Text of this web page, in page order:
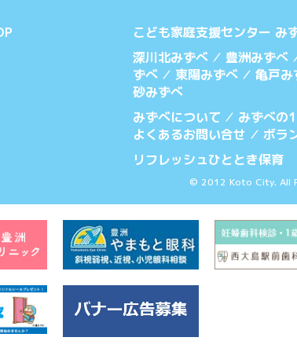
こども家庭支援センター み
深川北みずべ／ 豊洲みずべ
ずべ／ 東陽みずべ／ 亀戸み
砂みずべ
みずべについて ／ みずべの
よくあるお問い合せ ／ ボラ
リフレッシュひととき保育
© 2012 Koto City. All